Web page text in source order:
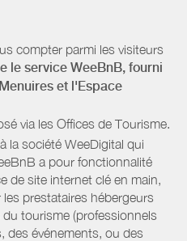
compter parmi les visiteurs
le service WeeBnB, fourni
et l'Espace
via les Offices de Tourisme.
la société WeeDigital qui
a pour fonctionnalité
de site internet clé en main,
prestataires hébergeurs
tourisme (professionnels
des événements, ou des